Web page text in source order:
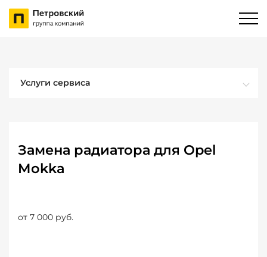
Услуги сервиса
Замена радиатора для Opel
Mokka
от 7 000 руб.